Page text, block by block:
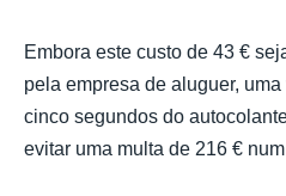
Embora este custo de 43 €
pela empresa de aluguer,
cinco segundos do
evitar uma multa de 216 €